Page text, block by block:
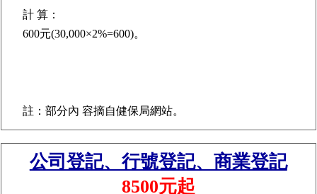
計 算：
600元(30,000×2%=600)。
註：部分內 容摘自健保局網站。
公司登記、行號登記、商業登記
8500元起